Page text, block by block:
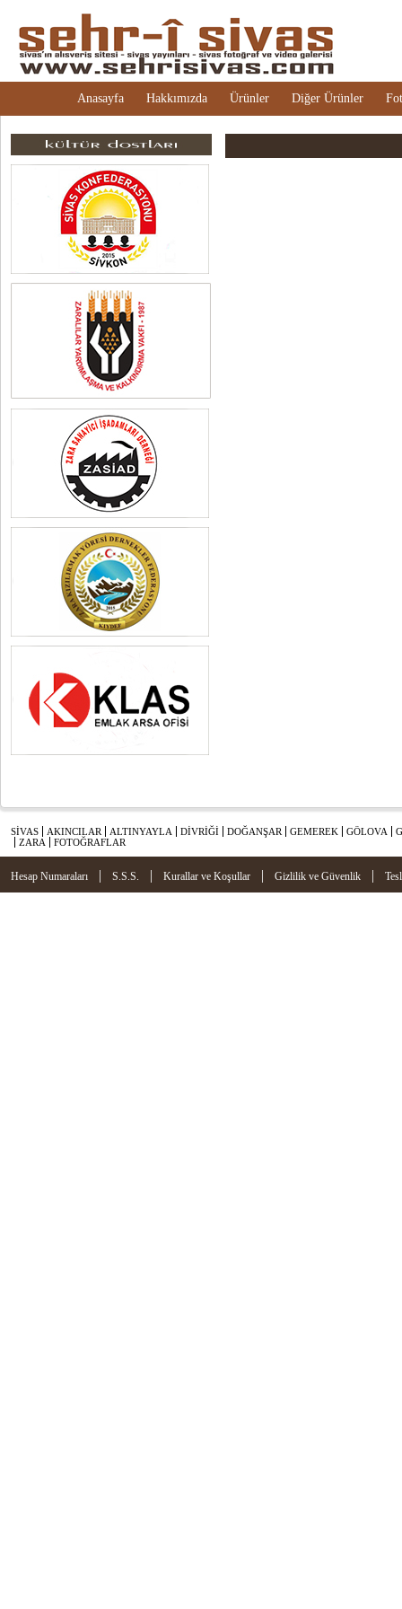
Anasayfa Hakkımızda Ürünler Diğer Ürünler
SİVAS AKINCILAR ALTINYAYLA DİVRİĞİ DOĞANŞAR GEMEREK GÖLOVA
ZARA
FOTOĞRAFLAR
Hesap Numaraları | S.S.S. | Kurallar ve Koşullar | Gizlilik ve Güvenlik |